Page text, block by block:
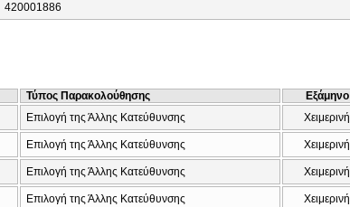
420001886
Τύπος Παρακολούθησης Εξάμηνο
Επιλογή της Άλλης Κατεύθυνσης Χειμερινή
Επιλογή της Άλλης Κατεύθυνσης Χειμερινή
Επιλογή της Άλλης Κατεύθυνσης Χειμερινή
Επιλογή της Άλλης Κατεύθυνσης Χειμερινή